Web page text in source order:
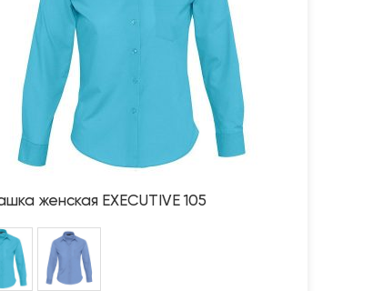
женская EXECUTIVE 105